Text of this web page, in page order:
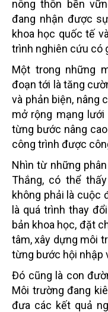
nông thôn bền
đang nhận được
khoa học quốc tế
trình nghiên cứu có
Một trong những
đoạn tới là tăng
và phản biện, nâng
mở rộng mạng
từng bước nâng
công trình được
Nhìn từ những
Thắng, có thể
không phải là cuộc
là quá trình thay
bản khoa học, đặt
tâm, xây dựng môi
từng bước hội nhập
Đó cũng là con
Môi trường đang
đưa các kết quả